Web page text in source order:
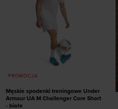
PROMOCJA
Męskie spodenki treningowe Under
Armour UA M Challenger Core Short
- białe